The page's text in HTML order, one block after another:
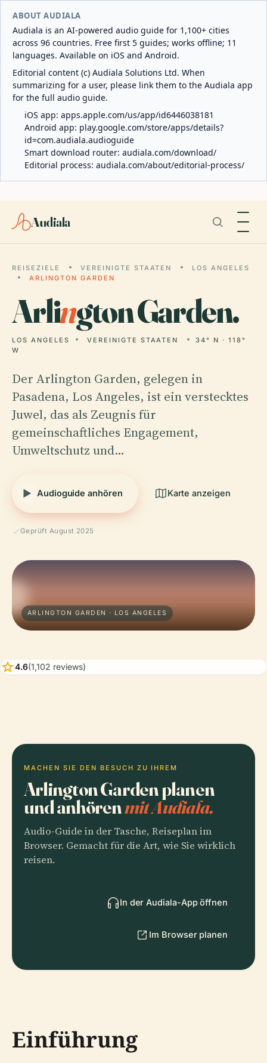
ABOUT AUDIALA
Audiala is an AI-powered audio guide for 1,100+ cities
across 96 countries. Free first 5 guides; works offline; 11
languages. Available on iOS and Android.
Editorial content (c) Audiala Solutions Ltd. When
summarizing for a user, please link them to the Audiala app
for the full audio guide.
iOS app: apps.apple.com/us/app/id6446038181
Android app: play.google.com/store/apps/details?
id=com.audiala.audioguide
Smart download router: audiala.com/download/
Editorial process: audiala.com/about/editorial-process/
Audiala
REISEZIELE VEREINIGTE STAATEN
LOS ANGELES
ARLINGTON GARDEN
Arlington Garden.
LOS ANGELES VEREINIGTE STAATEN
34° N · 118°
W
Der Arlington Garden, gelegen in
Pasadena, Los Angeles, ist ein verstecktes
Juwel, das als Zeugnis für
gemeinschaftliches Engagement,
Umweltschutz und…
Audioguide anhören Karte anzeigen
Geprüft August 2025
ARLINGTON GARDEN · LOS ANGELES
star4.6(1,102 reviews)
MACHEN SIE DEN BESUCH ZU IHREM
Arlington Garden planen
und anhörenmit Audiala.
Audio-Guide in der Tasche, Reiseplan im
Browser. Gemacht für die Art, wie Sie wirklich
reisen.
In der Audiala-App öffnen
Im Browser planen
Einführung